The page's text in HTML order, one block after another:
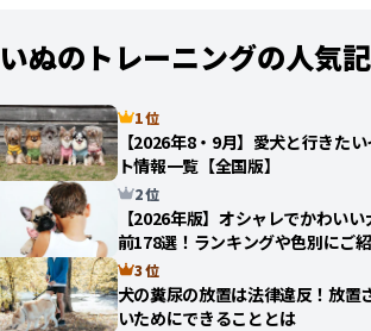
いぬのトレーニングの人気
1 位
【2026年8・9月】愛犬と行きた
ト情報一覧【全国版】
2 位
【2026年版】オシャレでかわいい
前178選！ランキングや色別にご
3 位
犬の糞尿の放置は法律違反！放置
いためにできることとは